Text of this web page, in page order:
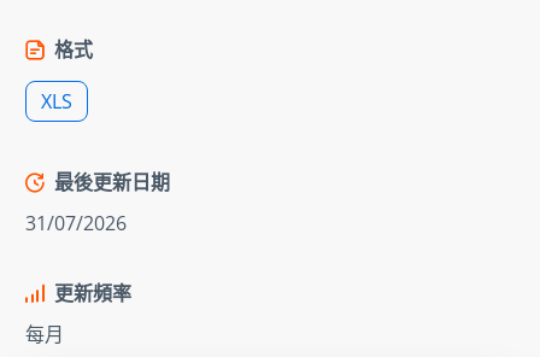
格式
XLS
最後更新日期
31/07/2026
更新頻率
每月